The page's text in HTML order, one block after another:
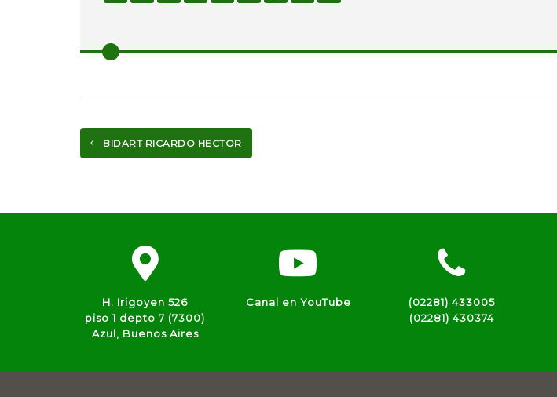
BIDART RICARDO HECTOR
H. Irigoyen 526
piso 1 depto 7 (7300)
Azul, Buenos Aires
Canal en YouTube
(02281) 433005
(02281) 430374